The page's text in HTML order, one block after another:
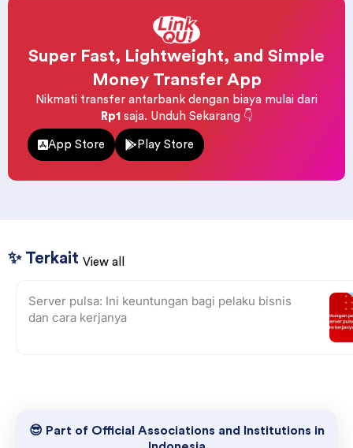
Super Fast, Lightweight, and Simple
Money Transfer App
Nikmati transfer antarbank dengan biaya mulai dari
Rp1 saja. Unduh Sekarang 👇
App Store Play Store
✨ Terkait View all
Server pulsa: Ini keuntungan bagi pelaku bisnis
dan cara kerjanya
😎 Part of Official Associations and Institutions in